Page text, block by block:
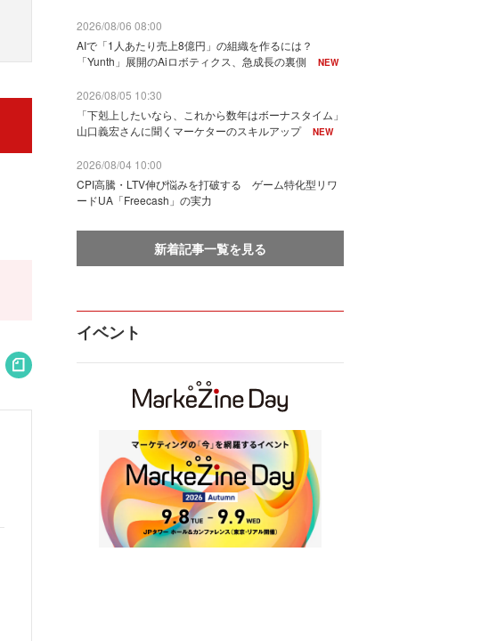
2026/08/06 08:00
AIで「1人あたり売上8億円」の組織を作るには？
「Yunth」展開のAiロボティクス、急成長の裏側
NEW
2026/08/05 10:30
「下剋上したいなら、これから数年はボーナスタイム」
山口義宏さんに聞くマーケターのスキルアップ
NEW
2026/08/04 10:00
CPI高騰・LTV伸び悩みを打破する ゲーム特化型リワ
ードUA「Freecash」の実力
新着記事一覧を見る
イベント